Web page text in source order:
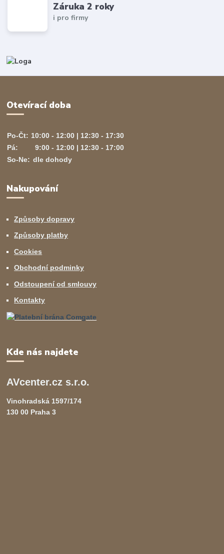
Záruka 2 roky
i pro firmy
Otevírací doba
Po-Čt: 10:00 - 12:00 | 12:30 - 17:30
Pá:
9:00 - 12:00 | 12:30 - 17:00
So-Ne: dle dohody
Nakupování
Způsoby dopravy
Způsoby platby
Cookies
Obchodní podminky
Odstoupení od smlouvy
Kontakty
Kde nás najdete
AVcenter.cz s.r.o.
Vinohradská 1597/174
130 00 Praha 3